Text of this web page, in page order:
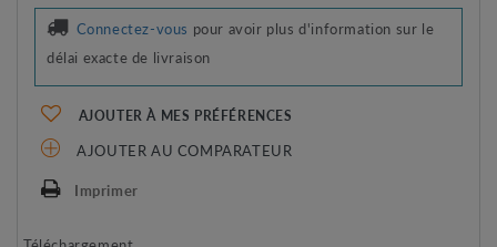
Connectez-vous pour avoir plus d'information sur le
délai exacte de livraison
AJOUTER À MES PRÉFÉRENCES
AJOUTER AU COMPARATEUR
Imprimer